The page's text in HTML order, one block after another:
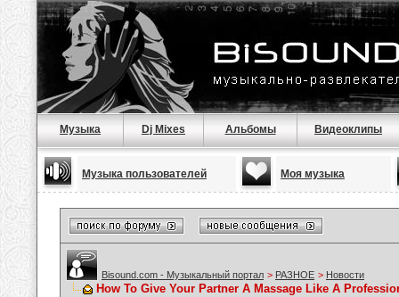
Музыка Dj Mixes Альбомы Видеоклипы
Музыка пользователей Моя музыка
Bisound.com - Музыкальный портал > РАЗНОЕ > Новости
How To Give Your Partner A Massage Like A